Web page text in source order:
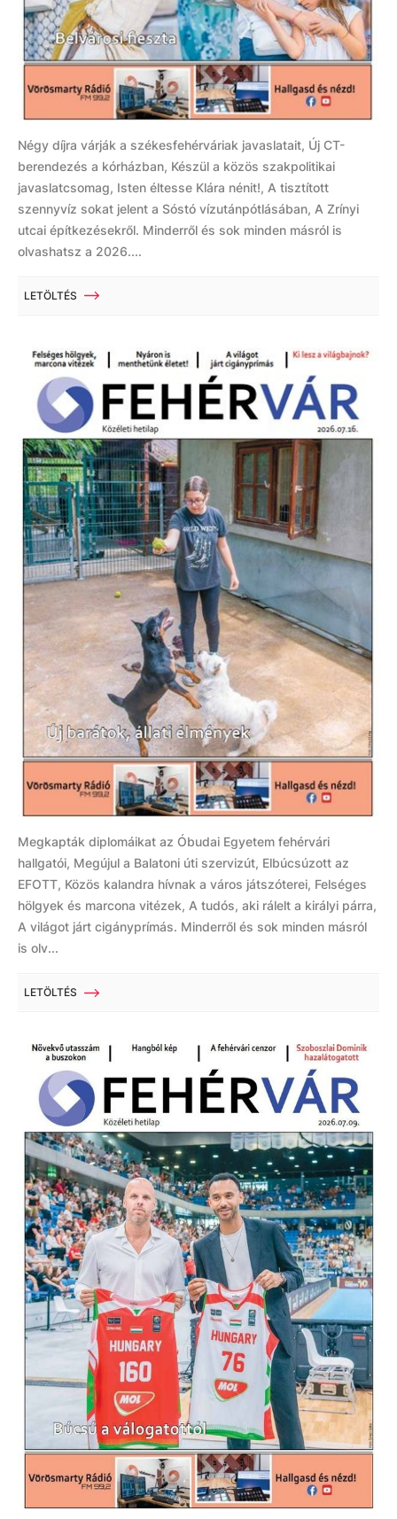
Négy díjra várják a székesfehérváriak javaslatait, Új CT-
berendezés a kórházban, Készül a közös szakpolitikai
javaslatcsomag, Isten éltesse Klára nénit!, A tisztított
szennyvíz sokat jelent a Sóstó vízutánpótlásában, A Zrínyi
utcai építkezésekről. Minderről és sok minden másról is
olvashatsz a 2026....
LETÖLTÉS
Megkapták diplomáikat az Óbudai Egyetem fehérvári
hallgatói, Megújul a Balatoni úti szervizút, Elbúcsúzott az
EFOTT, Közös kalandra hívnak a város játszóterei, Felséges
hölgyek és marcona vitézek, A tudós, aki rálelt a királyi párra,
A világot járt cigányprímás. Minderről és sok minden másról
is olv...
LETÖLTÉS